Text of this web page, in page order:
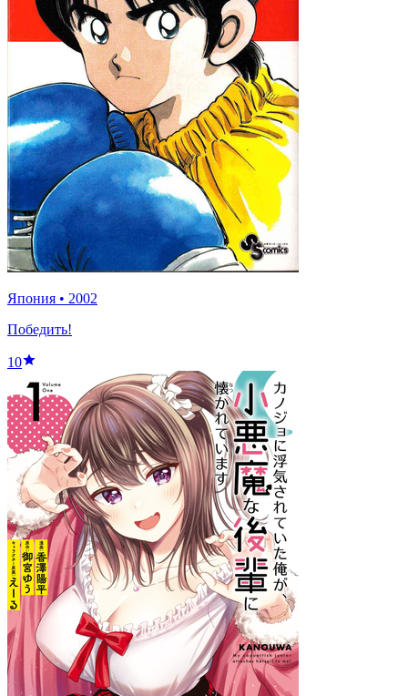
Япония • 2002
Победить!
10